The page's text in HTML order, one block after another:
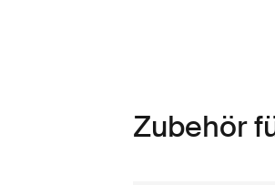
Zubehör